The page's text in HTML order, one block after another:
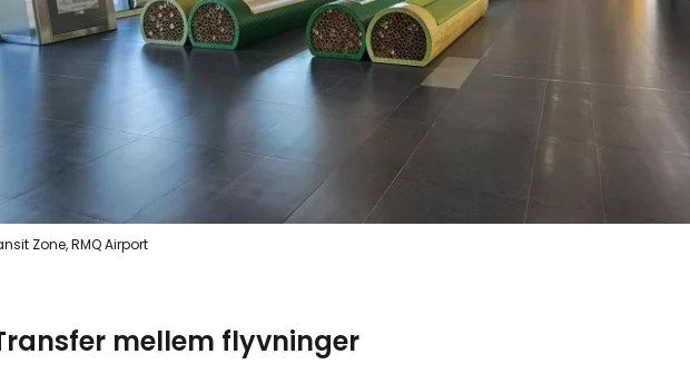
Zone, RMQ Airport
mellem flyvninger
Fortsæt med Google
Fortsæt med Facebook
Fortsæt med e-mail